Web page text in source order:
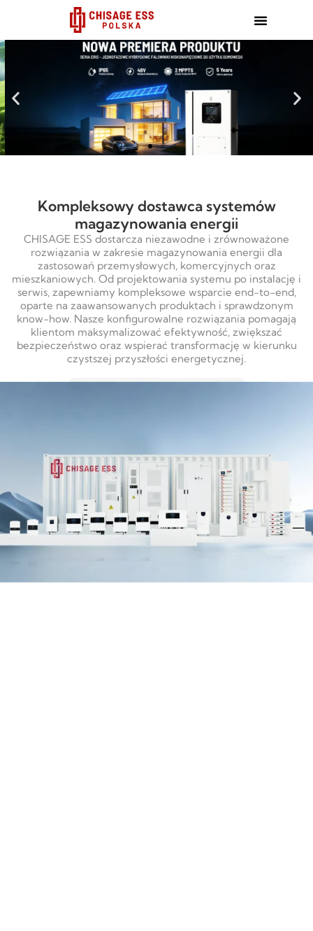
容
Kompleksowy dostawca systemów
magazynowania energii
CHISAGE ESS dostarcza niezawodne i zrównoważone
rozwiązania w zakresie magazynowania energii dla
zastosowań przemysłowych, komercyjnych oraz
mieszkaniowych. Od projektowania systemu po instalację i
serwis, zapewniamy kompleksowe wsparcie end-to-end,
oparte na zaawansowanych produktach i sprawdzonym
know-how. Nasze konfigurowalne rozwiązania pomagają
klientom maksymalizować efektywność, zwiększać
bezpieczeństwo oraz wspierać transformację w kierunku
czystszej przyszłości energetycznej.